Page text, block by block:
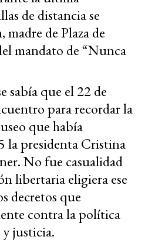
de distancia se
madre de Plaza de
mandato de “Nunca
sabía que el 22 de
para recordar la
que había
la presidenta Cristina
No fue casualidad
libertaria eligiera ese
decretos que
contra la política
y justicia.